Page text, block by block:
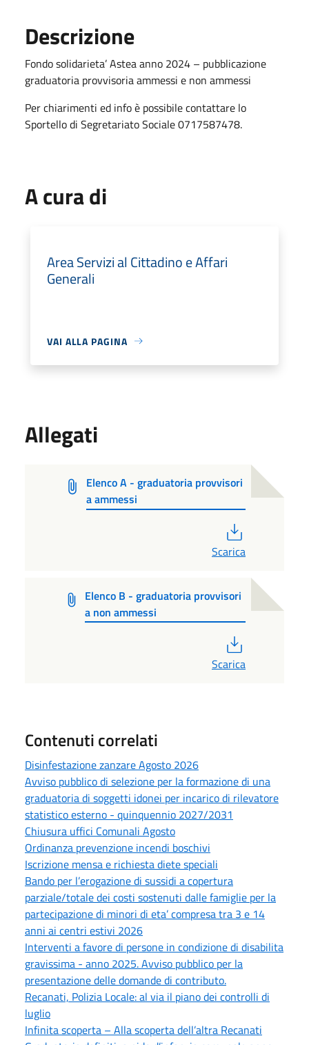
Descrizione
Fondo solidarieta’ Astea anno 2024 – pubblicazione
graduatoria provvisoria ammessi e non ammessi
Per chiarimenti ed info è possibile contattare lo
Sportello di Segretariato Sociale 0717587478.
A cura di
Area Servizi al Cittadino e Affari
Generali
VAI ALLA PAGINA
Allegati
Elenco A - graduatoria provvisori
a ammessi
Scarica
Elenco B - graduatoria provvisori
a non ammessi
Scarica
Contenuti correlati
Disinfestazione zanzare Agosto 2026
Avviso pubblico di selezione per la formazione di una
graduatoria di soggetti idonei per incarico di rilevatore
statistico esterno - quinquennio 2027/2031
Chiusura uffici Comunali Agosto
Ordinanza prevenzione incendi boschivi
Iscrizione mensa e richiesta diete speciali
Bando per l’erogazione di sussidi a copertura
parziale/totale dei costi sostenuti dalle famiglie per la
partecipazione di minori di eta’ compresa tra 3 e 14
anni ai centri estivi 2026
Interventi a favore di persone in condizione di disabilita
gravissima - anno 2025. Avviso pubblico per la
presentazione delle domande di contributo.
Recanati, Polizia Locale: al via il piano dei controlli di
luglio
Infinita scoperta – Alla scoperta dell’altra Recanati